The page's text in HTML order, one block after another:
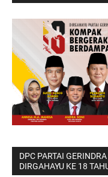
DPC PARTAI
DIRGAHAYU KE 18